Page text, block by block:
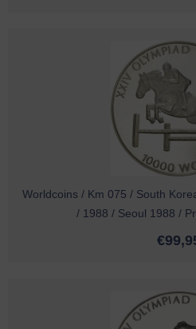
Worldcoins / Km 075 / South
/ 1988 / Seoul 1988 /
€